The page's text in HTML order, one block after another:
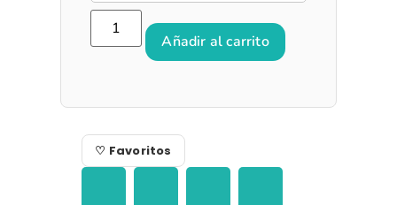
Añadir al carrito
♡ Favoritos